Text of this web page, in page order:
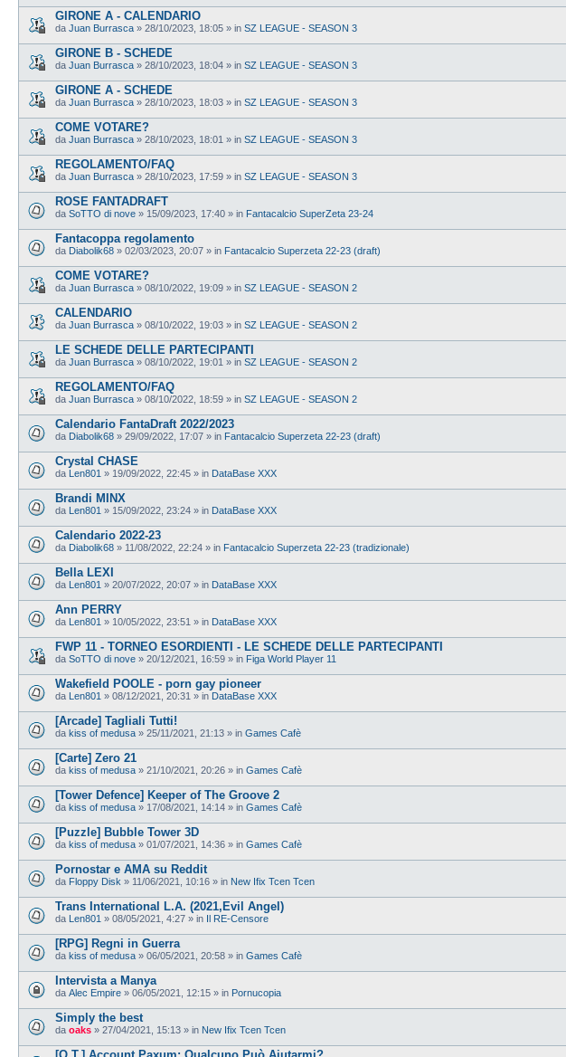
GIRONE A - CALENDARIO
da Juan Burrasca » 28/10/2023, 18:05 » in SZ LEAGUE - SEASON 3
GIRONE B - SCHEDE
da Juan Burrasca » 28/10/2023, 18:04 » in SZ LEAGUE - SEASON 3
GIRONE A - SCHEDE
da Juan Burrasca » 28/10/2023, 18:03 » in SZ LEAGUE - SEASON 3
COME VOTARE?
da Juan Burrasca » 28/10/2023, 18:01 » in SZ LEAGUE - SEASON 3
REGOLAMENTO/FAQ
da Juan Burrasca » 28/10/2023, 17:59 » in SZ LEAGUE - SEASON 3
ROSE FANTADRAFT
da SoTTO di nove » 15/09/2023, 17:40 » in Fantacalcio SuperZeta 23-24
Fantacoppa regolamento
da Diabolik68 » 02/03/2023, 20:07 » in Fantacalcio Superzeta 22-23 (draft)
COME VOTARE?
da Juan Burrasca » 08/10/2022, 19:09 » in SZ LEAGUE - SEASON 2
CALENDARIO
da Juan Burrasca » 08/10/2022, 19:03 » in SZ LEAGUE - SEASON 2
LE SCHEDE DELLE PARTECIPANTI
da Juan Burrasca » 08/10/2022, 19:01 » in SZ LEAGUE - SEASON 2
REGOLAMENTO/FAQ
da Juan Burrasca » 08/10/2022, 18:59 » in SZ LEAGUE - SEASON 2
Calendario FantaDraft 2022/2023
da Diabolik68 » 29/09/2022, 17:07 » in Fantacalcio Superzeta 22-23 (draft)
Crystal CHASE
da Len801 » 19/09/2022, 22:45 » in DataBase XXX
Brandi MINX
da Len801 » 15/09/2022, 23:24 » in DataBase XXX
Calendario 2022-23
da Diabolik68 » 11/08/2022, 22:24 » in Fantacalcio Superzeta 22-23 (tradizionale)
Bella LEXI
da Len801 » 20/07/2022, 20:07 » in DataBase XXX
Ann PERRY
da Len801 » 10/05/2022, 23:51 » in DataBase XXX
FWP 11 - TORNEO ESORDIENTI - LE SCHEDE DELLE PARTECIPANTI
da SoTTO di nove » 20/12/2021, 16:59 » in Figa World Player 11
Wakefield POOLE - porn gay pioneer
da Len801 » 08/12/2021, 20:31 » in DataBase XXX
[Arcade] Tagliali Tutti!
da kiss of medusa » 25/11/2021, 21:13 » in Games Cafè
[Carte] Zero 21
da kiss of medusa » 21/10/2021, 20:26 » in Games Cafè
[Tower Defence] Keeper of The Groove 2
da kiss of medusa » 17/08/2021, 14:14 » in Games Cafè
[Puzzle] Bubble Tower 3D
da kiss of medusa » 01/07/2021, 14:36 » in Games Cafè
Pornostar e AMA su Reddit
da Floppy Disk » 11/06/2021, 10:16 » in New Ifix Tcen Tcen
Trans International L.A. (2021,Evil Angel)
da Len801 » 08/05/2021, 4:27 » in Il RE-Censore
[RPG] Regni in Guerra
da kiss of medusa » 06/05/2021, 20:58 » in Games Cafè
Intervista a Manya
da Alec Empire » 06/05/2021, 12:15 » in Pornucopia
Simply the best
da oaks » 27/04/2021, 15:13 » in New Ifix Tcen Tcen
[O.T.] Account Paxum: Qualcuno Può Aiutarmi?